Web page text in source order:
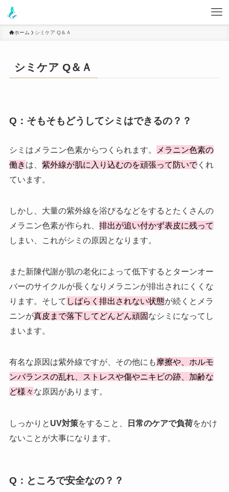
ホーム シミケア Q＆Ａ
シミケア Q＆Ａ
Q：そもそもどうしてシミはできるの？？
シミはメラニン色素からつくられます。
メラニン色素の
働き は、 紫外線が肌に入り込むのを頑張って防いでくれ
ています。
しかし、大量の紫外線を浴びるなどをするとたくさんの
メラニン色素が作られ、 排出が追い付かず表皮に残って
しまい、これがシミの原因となります。
また新陳代謝が肌の老化によって低下するとターンオー
バーのサイクルが長くなりメラニンが排出されにくくな
ります。そして しばらく排出されない状態が続くとメラ
ニンが真皮まで落下してどんどん頑固なシミになってし
まいます。
有名な原因は紫外線ですが、その他にも 摩擦や、ホルモ
ンバランスの乱れ、ストレスや傷やニキビの跡、加齢な
ど様々 な原因があります。
しっかりと UV対策をすること、 日常のケアで負荷をかけ
ないことが大事になります。
Q：ところで安全なの？？